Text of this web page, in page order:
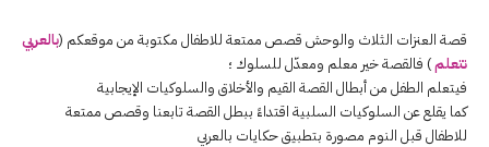
قصة العنزات الثلاث والوحش قصص ممتعة للاطفال مكتوبة من موقعكم (بالعربي
نتعلم) فالقصة خير معلم ومعدّل للسلوك ؛
فيتعلم الطفل من أبطال القصة القيم والأخلاق والسلوكيات الإيجابية
كما يقلع عن السلوكيات السلبية اقتداءً ببطل القصة تابعنا وقصص ممتعة
للاطفال قبل النوم مصورة بتطبيق حكايات بالعربي